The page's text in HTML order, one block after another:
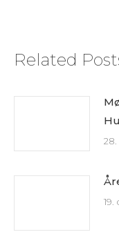
Related
28.